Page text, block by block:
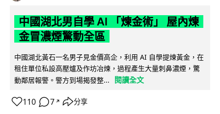
中國湖北男自學 AI 「煉金術」 屋內煉
金冒濃煙驚動全區
中國湖北黃石一名男子見金價高企，利用 AI 自學提煉黃金，在
租住單位私設高壓爐及作坊冶煉，過程產生大量刺鼻濃煙，驚
動鄰居報警。警方到場揭發整...
閱讀全文
110 7 ↗ 分享